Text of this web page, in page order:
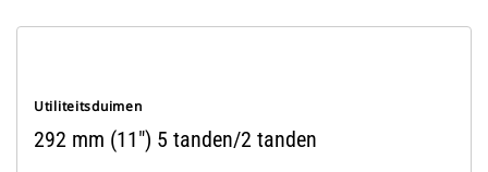
Utiliteitsduimen
292 mm (11") 5 tanden/2 tanden